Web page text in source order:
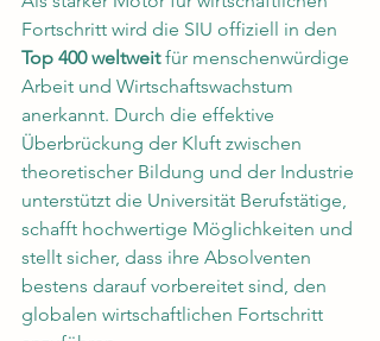
Fortschritt wird die SIU offiziell in den
Top 400 weltweit für menschenwürdige
Arbeit und Wirtschaftswachstum
anerkannt. Durch die effektive
Überbrückung der Kluft zwischen
theoretischer Bildung und der Industrie
unterstützt die Universität Berufstätige,
schafft hochwertige Möglichkeiten und
stellt sicher, dass ihre Absolventen
bestens darauf vorbereitet sind, den
globalen wirtschaftlichen Fortschritt